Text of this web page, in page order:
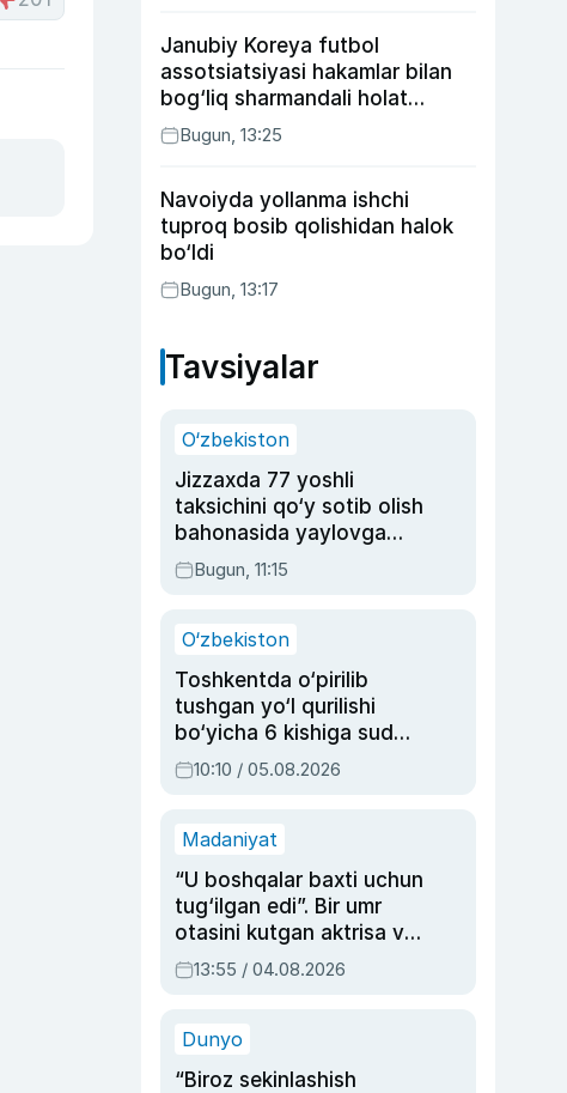
Janubiy Koreya futbol
assotsiatsiyasi hakamlar bilan
bog‘liq sharmandali holat
bo‘yicha bayonot berdi
Bugun, 13:25
Navoiyda yollanma ishchi
tuproq bosib qolishidan halok
bo‘ldi
Bugun, 13:17
Tavsiyalar
O‘zbekiston
Jizzaxda 77 yoshli
taksichini qo‘y sotib olish
bahonasida yaylovga
olib borib o‘ldirgan yigit
20 yilga qamaldi
Bugun, 11:15
O‘zbekiston
Toshkentda o‘pirilib
tushgan yo‘l qurilishi
bo‘yicha 6 kishiga sud
hukmi o‘qildi
10:10 / 05.08.2026
Madaniyat
“U boshqalar baxti uchun
tug‘ilgan edi”. Bir umr
otasini kutgan aktrisa va
dublyaj ustasi Rimma
Ahmedovaning
13:55 / 04.08.2026
Dunyo
“Biroz sekinlashish